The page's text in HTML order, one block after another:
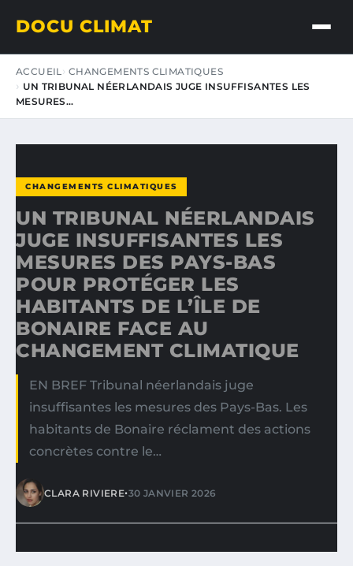
DOCU CLIMAT
ACCUEIL CHANGEMENTS CLIMATIQUES
UN TRIBUNAL NÉERLANDAIS JUGE INSUFFISANTES LES
MESURES…
CHANGEMENTS CLIMATIQUES
UN TRIBUNAL NÉERLANDAIS
JUGE INSUFFISANTES LES
MESURES DES PAYS-BAS
POUR PROTÉGER LES
HABITANTS DE L’ÎLE DE
BONAIRE FACE AU
CHANGEMENT CLIMATIQUE
EN BREF Tribunal néerlandais juge
insuffisantes les mesures des Pays-Bas. Les
habitants de Bonaire réclament des actions
concrètes contre le…
CLARA RIVIERE•30 JANVIER 2026